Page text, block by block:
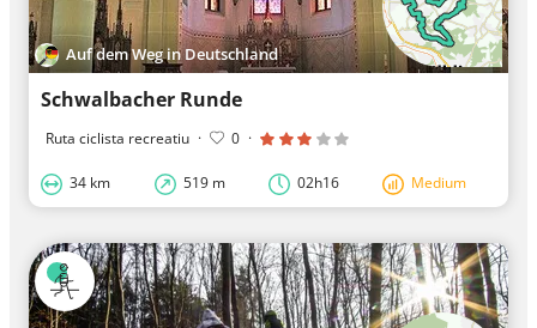
Auf dem Weg in Deutschland
Schwalbacher Runde
Ruta ciclista recreatiu · 0 ·
34 km 519 m 02h16 Medium